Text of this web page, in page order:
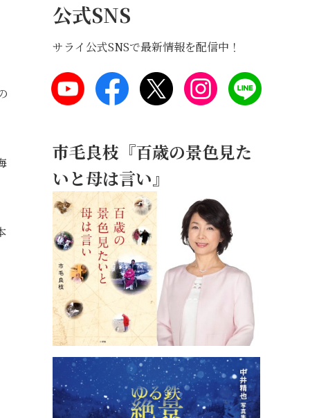
公式SNS
サライ公式SNSで最新情報を配信中！
市毛良枝『百歳の景色見た
いと母は言い』